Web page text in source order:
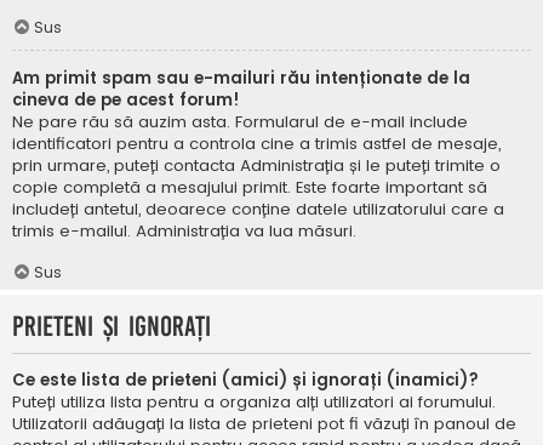
Sus
Am primit spam sau e-mailuri rău intenționate de la
cineva de pe acest forum!
Ne pare rău să auzim asta. Formularul de e-mail include
identificatori pentru a controla cine a trimis astfel de mesaje,
prin urmare, puteți contacta Administrația și le puteți trimite o
copie completă a mesajului primit. Este foarte important să
includeți antetul, deoarece conține datele utilizatorului care a
trimis e-mailul. Administrația va lua măsuri.
Sus
Prieteni și ignorați
Ce este lista de prieteni (amici) și ignorați (inamici)?
Puteți utiliza lista pentru a organiza alți utilizatori ai forumului.
Utilizatorii adăugați la lista de prieteni pot fi văzuți în panoul de